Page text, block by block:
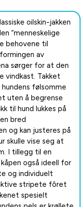
oilskin-jakken
“menneskelige
behovene til
av
sørger for at den
vindkast. Takket
følsomme
uten å begrense
til hund lukkes på
bred
og kan justeres på
skulle vise seg at
I tillegg til en
også ideell for
og individuelt
stripete fôret
spesielt